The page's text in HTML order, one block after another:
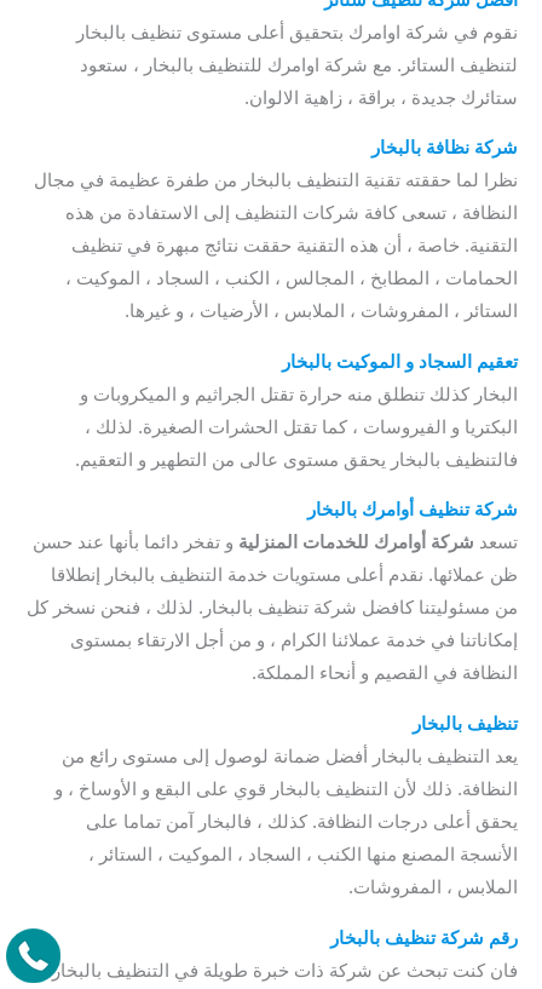
نقوم في شركة اوامرك بتحقيق أعلى مستوى تنظيف بالبخار
لتنظيف الستائر. مع شركة اوامرك للتنظيف بالبخار ، ستعود
ستائرك جديدة ، براقة ، زاهية الالوان.
شركة نظافة بالبخار
نظرا لما حققته تقنية التنظيف بالبخار من طفرة عظيمة في مجال
النظافة ، تسعى كافة شركات التنظيف إلى الاستفادة من هذه
التقنية. خاصة ، أن هذه التقنية حققت نتائج مبهرة في تنظيف
الحمامات ، المطابخ ، المجالس ، الكنب ، السجاد ، الموكيت ،
الستائر ، المفروشات ، الملابس ، الأرضيات ، و غيرها.
تعقيم السجاد و الموكيت بالبخار
البخار كذلك تنطلق منه حرارة تقتل الجراثيم و الميكروبات و
البكتريا و الفيروسات ، كما تقتل الحشرات الصغيرة. لذلك ،
فالتنظيف بالبخار يحقق مستوى عالى من التطهير و التعقيم.
شركة تنظيف أوامرك بالبخار
تسعد شركة أوامرك للخدمات المنزلية و تفخر دائما بأنها عند حسن
ظن عملائها. نقدم أعلى مستويات خدمة التنظيف بالبخار إنطلاقا
من مسئوليتنا كافضل شركة تنظيف بالبخار. لذلك ، فنحن نسخر كل
إمكاناتنا في خدمة عملائنا الكرام ، و من أجل الارتقاء بمستوى
النظافة في القصيم و أنحاء المملكة.
تنظيف بالبخار
يعد التنظيف بالبخار أفضل ضمانة لوصول إلى مستوى رائع من
النظافة. ذلك لأن التنظيف بالبخار قوي على البقع و الأوساخ ، و
يحقق أعلى درجات النظافة. كذلك ، فالبخار آمن تماما على
الأنسجة المصنع منها الكنب ، السجاد ، الموكيت ، الستائر ،
الملابس ، المفروشات.
رقم شركة تنظيف بالبخار
فان كنت تبحث عن شركة ذات خبرة طويلة في التنظيف بالبخار ، و